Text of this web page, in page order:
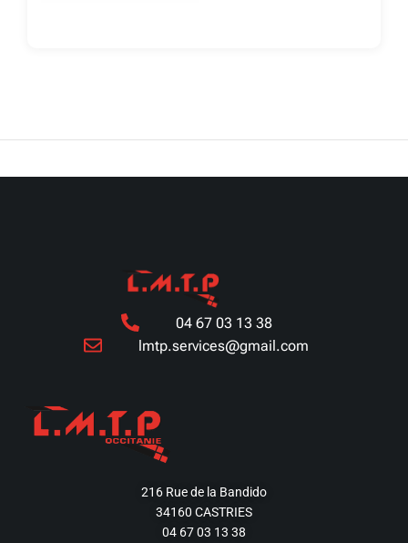
04 67 03 13 38
lmtp.services@gmail.com
216 Rue de la Bandido
34160 CASTRIES
04 67 03 13 38